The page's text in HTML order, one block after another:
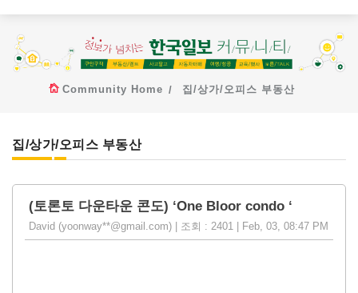
Community Home 집/상가/오피스 부동산
집/상가/오피스 부동산
(토론토 다운타운 콘도) ‘One Bloor condo ‘
David (yoonway**@gmail.com) | 조회 : 2401 | Feb, 03, 08:47 PM